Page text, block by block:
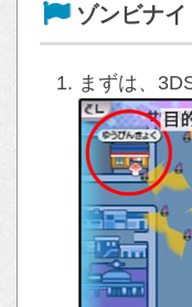
ゾンビナ
まずは、